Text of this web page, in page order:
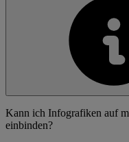
Kann ich Infografiken auf
einbinden?